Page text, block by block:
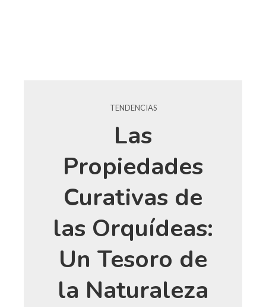
TENDENCIAS
Las
Propiedades
Curativas de
las Orquídeas:
Un Tesoro de
la Naturaleza